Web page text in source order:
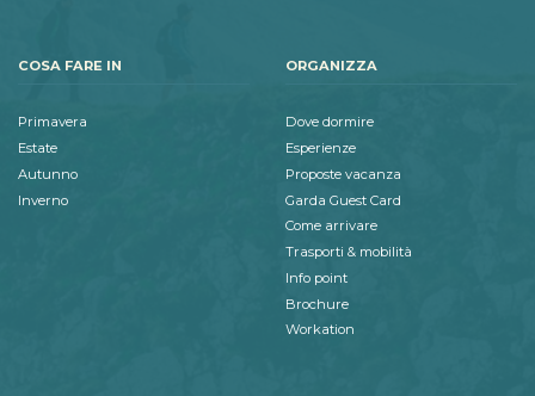
COSA FARE IN
Primavera
Estate
Autunno
Inverno
ORGANIZZA
Dove dormire
Esperienze
Proposte vacanza
Garda Guest Card
Come arrivare
Trasporti & mobilità
Info point
Brochure
Workation